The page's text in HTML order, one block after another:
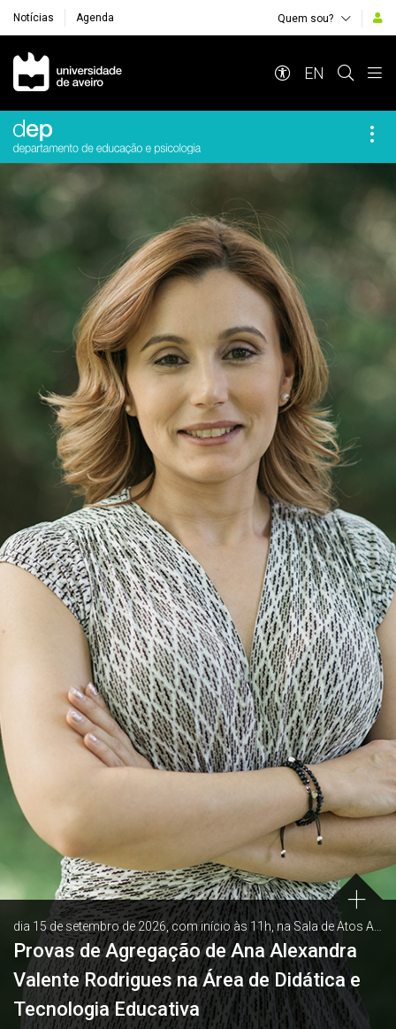
Notícias Agenda Quem sou?
Navegação Principal
EN
Destaques Institucionais
Provas de Agregação de Ana Alexandra
Valente Rodrigues na Área de Didática e
Tecnologia Educativa